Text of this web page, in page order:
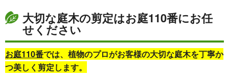
大切な庭木の剪定はお庭110番にお任
せください
お庭110番では、植物のプロがお客様の大切な庭木を丁寧か
つ美しく剪定します。